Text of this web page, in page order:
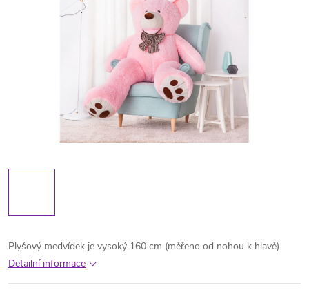
Plyšový medvídek je vysoký 160 cm (měřeno od nohou k hlavě)
Detailní informace